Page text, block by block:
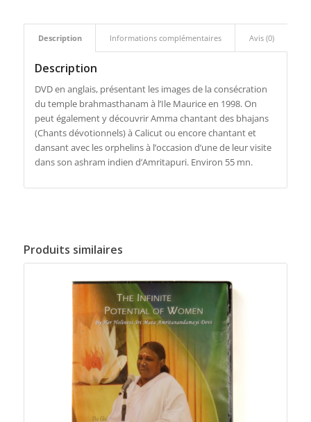
Description Informations complémentaires Avis (0)
Description
DVD en anglais, présentant les images de la consécration
du temple brahmasthanam à l’Ile Maurice en 1998. On
peut également y découvrir Amma chantant des bhajans
(Chants dévotionnels) à Calicut ou encore chantant et
dansant avec les orphelins à l’occasion d’une de leur visite
dans son ashram indien d’Amritapuri. Environ 55 mn.
Produits similaires